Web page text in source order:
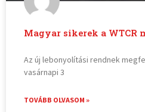
Magyar sikerek a WTCR
Az új lebonyolítási rendnek
vasárnapi 3
TOVÁBB OLVASOM »